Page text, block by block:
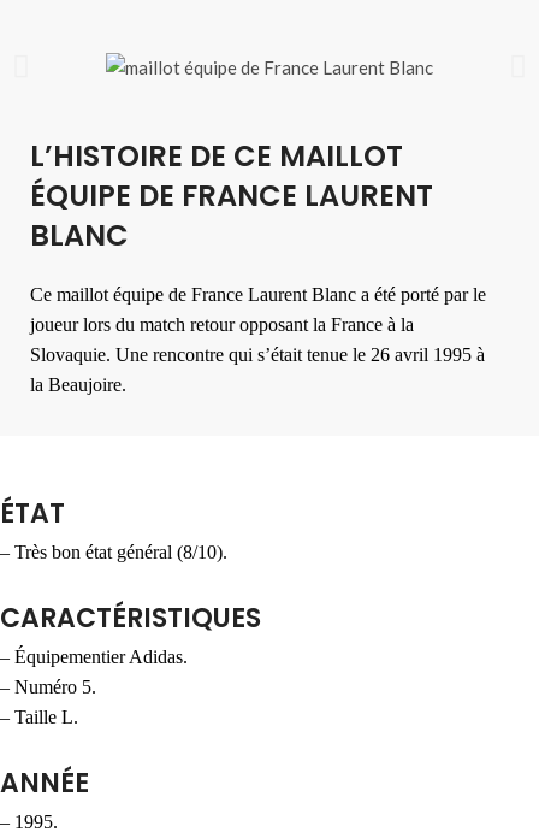
L’HISTOIRE DE CE MAILLOT
ÉQUIPE DE FRANCE LAURENT
BLANC
Ce maillot équipe de France Laurent Blanc a été porté par le
joueur lors du match retour opposant la France à la
Slovaquie. Une rencontre qui s’était tenue le 26 avril 1995 à
la Beaujoire.
ÉTAT
– Très bon état général (8/10).
CARACTÉRISTIQUES
– Équipementier Adidas.
– Numéro 5.
– Taille L.
ANNÉE
– 1995.